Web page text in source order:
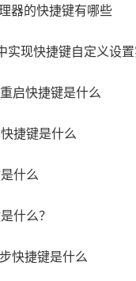
器的快捷键有哪些
实现快捷键自定义设
启快捷键是什么
捷键是什么
什么
什么？
快捷键是什么